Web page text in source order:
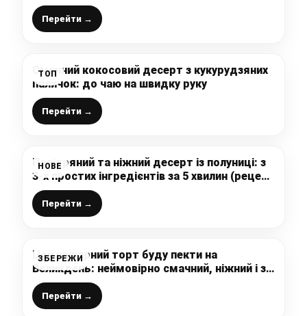
Перейти →
ТОП
Смачний кокосовий десерт з кукурудзяних
паличок: до чаю на швидку руку
Перейти →
НОВЕ
Повітряний та ніжний десерт із полуниці: з
3-х простих інгредієнтів за 5 хвилин (рецепт
без вершків)
Перейти →
ЗБЕРЕЖИ
Цей шикарний торт буду пекти на
Великдень: неймовірно смачний, ніжний і з
легкою кислинкою вишні (зберігайте
рецепт, щоб не загубити)
Перейти →